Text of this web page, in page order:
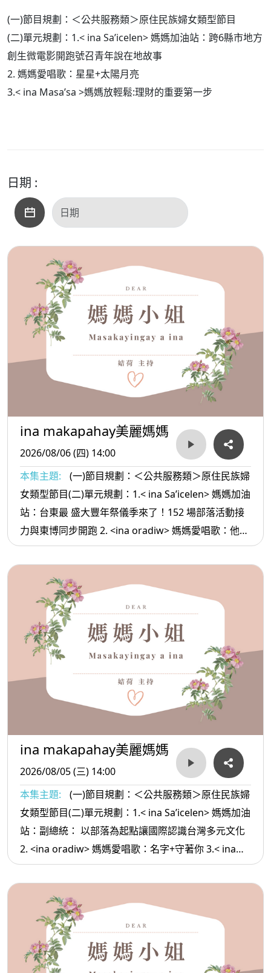
(一)節目規劃：＜公共服務類＞原住民族婦女類型節目
(二)單元規劃：1.< ina Sa’icelen> 媽媽加油站：跨6縣市地方
創生微電影開跑號召青年說在地故事
2. 媽媽愛唱歌：星星+太陽月亮
3.< ina Masa’sa >媽媽放輕鬆:理財的重要第一步
日期 :
ina makapahay美麗媽媽
2026/08/06 (四) 14:00
本集主題:
(一)節目規劃：＜公共服務類＞原住民族婦
女類型節目(二)單元規劃：1.< ina Sa’icelen> 媽媽加油
站：台東最 盛大豐年祭儀季來了！152 場部落活動接
力與東博同步開跑 2. <ina oradiw> 媽媽愛唱歌：他的
日子+勇敢 3.< ina Masa’sa >媽媽放輕鬆:情緒穩定的
方法
ina makapahay美麗媽媽
2026/08/05 (三) 14:00
本集主題:
(一)節目規劃：＜公共服務類＞原住民族婦
女類型節目(二)單元規劃：1.< ina Sa’icelen> 媽媽加油
站：副總統： 以部落為起點讓國際認識台灣多元文化
2. <ina oradiw> 媽媽愛唱歌：名字+守著你 3.< ina
Masa’sa >媽媽放輕鬆:當你越來越順利時